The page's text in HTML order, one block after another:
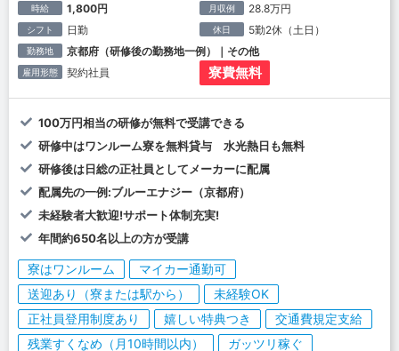
時給 1,800円 月収例 28.8万円
シフト 日勤 休日 5勤2休（土日）
勤務地 京都府（研修後の勤務地一例）｜その他
雇用形態 契約社員 寮費無料
100万円相当の研修が無料で受講できる
研修中はワンルーム寮を無料貸与 水光熱日も無料
研修後は日総の正社員としてメーカーに配属
配属先の一例:ブルーエナジー（京都府）
未経験者大歓迎!サポート体制充実!
年間約650名以上の方が受講
寮はワンルーム
マイカー通勤可
送迎あり（寮または駅から）
未経験OK
正社員登用制度あり
嬉しい特典つき
交通費規定支給
残業すくなめ（月10時間以内）
ガッツリ稼ぐ